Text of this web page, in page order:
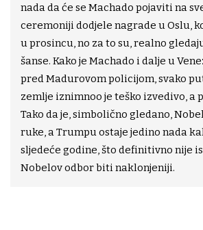
nada da će se Machado pojaviti na
ceremoniji dodjele nagrade u Oslu,
u prosincu, no za to su, realno
šanse. Kako je Machado i dalje u
pred Madurovom policijom, svako
zemlje iznimnoo je teško izvedivo, a
Tako da je, simbolično gledano,
ruke, a Trumpu ostaje jedino nada
sljedeće godine, što definitivno nije
Nobelov odbor biti naklonjeniji.